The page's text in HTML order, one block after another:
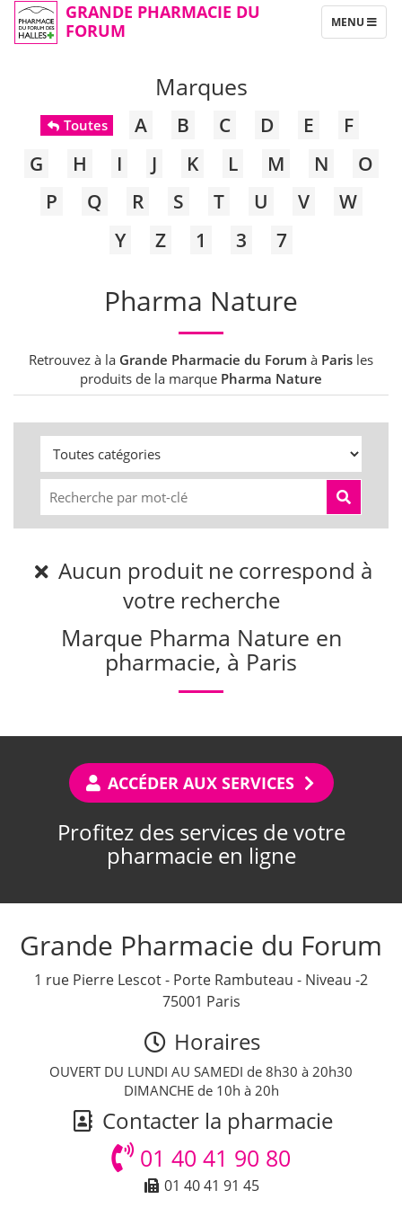
GRANDE PHARMACIE DU
FORUM
TOGGLE
NAVIGATION
MENU
Marques
Toutes A B C D E
F
G
H I J K L M N
O
P
Q R S T U V
W
Y
Z 1 3 7
Pharma Nature
Retrouvez à la Grande Pharmacie du Forum à Paris les
produits de la marque Pharma Nature
Aucun produit ne correspond à
votre recherche
Marque Pharma Nature en
pharmacie, à Paris
ACCÉDER AUX SERVICES
Profitez des services de votre
pharmacie en ligne
Grande Pharmacie du Forum
1 rue Pierre Lescot - Porte Rambuteau - Niveau -2
75001 Paris
Horaires
OUVERT DU LUNDI AU SAMEDI de 8h30 à 20h30
DIMANCHE de 10h à 20h
Contacter la pharmacie
01 40 41 90 80
01 40 41 91 45